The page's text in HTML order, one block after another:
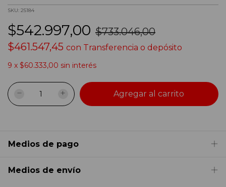
SKU: 25184
$542.997,00 $733.046,00
$461.547,45 con Transferencia o depósito
9 x $60.333,00 sin interés
Medios de pago
Medios de envío